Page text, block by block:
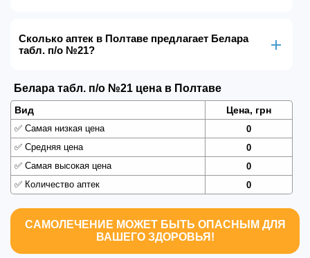
Сколько аптек в Полтаве предлагает Белара
табл. п/о №21?
Белара табл. п/о №21 цена в Полтаве
Вид Цена, грн
✅ Самая низкая цена
0
✅ Средняя цена
0
✅ Самая высокая цена
0
✅ Количество аптек 0
САМОЛЕЧЕНИЕ МОЖЕТ БЫТЬ ОПАСНЫМ ДЛЯ
ВАШЕГО ЗДОРОВЬЯ!